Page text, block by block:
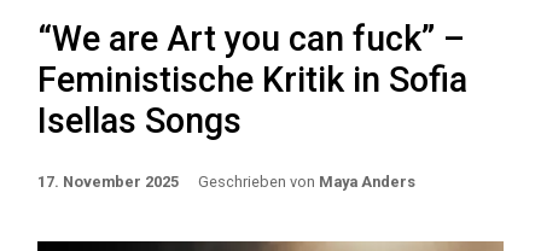
“We are Art you can fuck” –
Feministische Kritik in Sofia
Isellas Songs
17. November 2025 Geschrieben von Maya Anders